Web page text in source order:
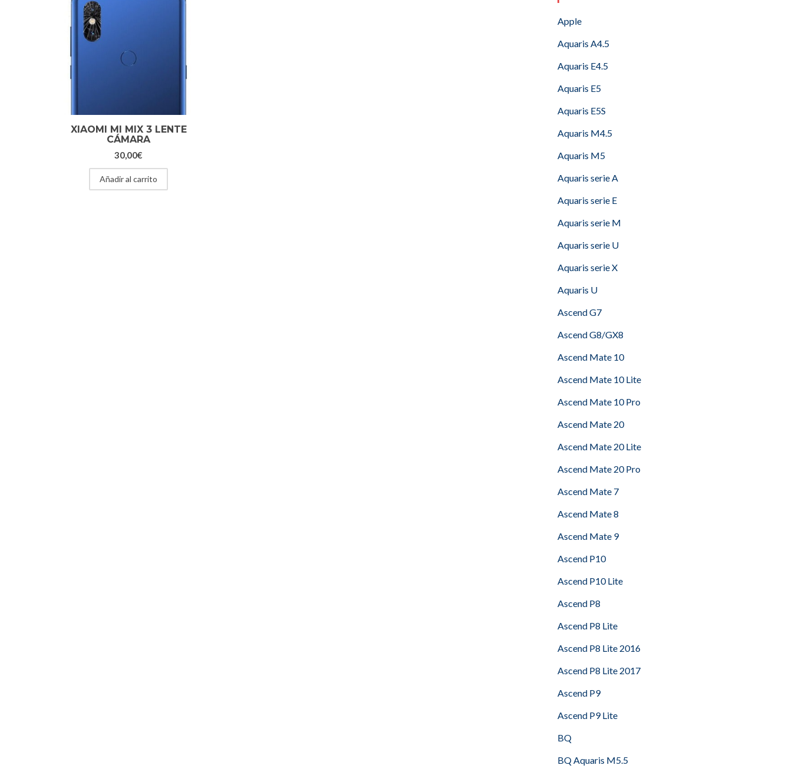
XIAOMI MI MIX 3 LENTE
CÁMARA
30,00€
Añadir al carrito
Apple
Aquaris A4.5
Aquaris E4.5
Aquaris E5
Aquaris E5S
Aquaris M4.5
Aquaris M5
Aquaris serie A
Aquaris serie E
Aquaris serie M
Aquaris serie U
Aquaris serie X
Aquaris U
Ascend G7
Ascend G8/GX8
Ascend Mate 10
Ascend Mate 10 Lite
Ascend Mate 10 Pro
Ascend Mate 20
Ascend Mate 20 Lite
Ascend Mate 20 Pro
Ascend Mate 7
Ascend Mate 8
Ascend Mate 9
Ascend P10
Ascend P10 Lite
Ascend P8
Ascend P8 Lite
Ascend P8 Lite 2016
Ascend P8 Lite 2017
Ascend P9
Ascend P9 Lite
BQ
BQ Aquaris M5.5